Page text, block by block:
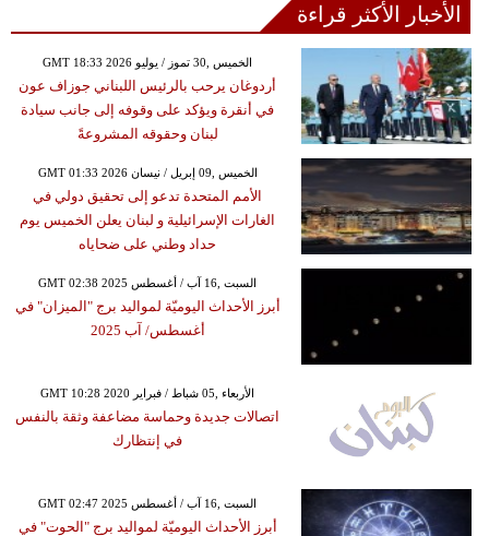
الأخبار الأكثر قراءة
GMT 18:33 2026 الخميس ,30 تموز / يوليو
أردوغان يرحب بالرئيس اللبناني جوزاف عون
في أنقرة ويؤكد على وقوفه إلى جانب سيادة
لبنان وحقوقه المشروعةً
GMT 01:33 2026 الخميس ,09 إبريل / نيسان
الأمم المتحدة تدعو إلى تحقيق دولي في
الغارات الإسرائيلية و لبنان يعلن الخميس يوم
حداد وطني على ضحاياه
GMT 02:38 2025 السبت ,16 آب / أغسطس
أبرز الأحداث اليوميّة لمواليد برج "الميزان" في
أغسطس/ آب 2025
GMT 10:28 2020 الأربعاء ,05 شباط / فبراير
اتصالات جديدة وحماسة مضاعفة وثقة بالنفس
في إنتظارك
GMT 02:47 2025 السبت ,16 آب / أغسطس
أبرز الأحداث اليوميّة لمواليد برج "الحوت" في